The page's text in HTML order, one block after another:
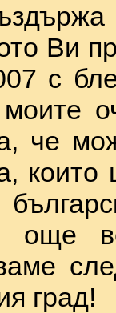
Ви
с
че
които
още
град!